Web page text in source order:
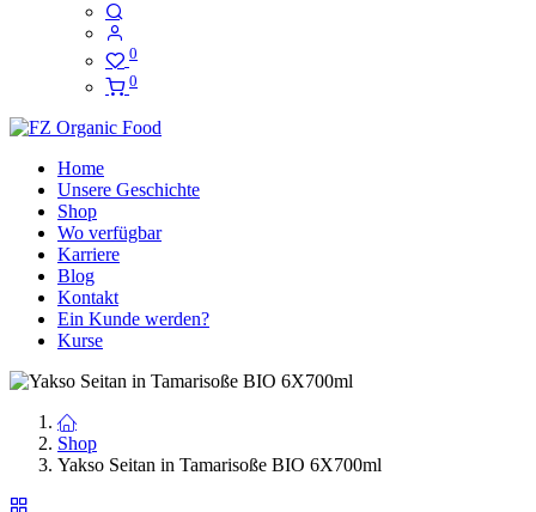
0
0
Home
Unsere Geschichte
Shop
Wo verfügbar
Karriere
Blog
Kontakt
Ein Kunde werden?
Kurse
Shop
Yakso Seitan in Tamarisoße BIO 6X700ml